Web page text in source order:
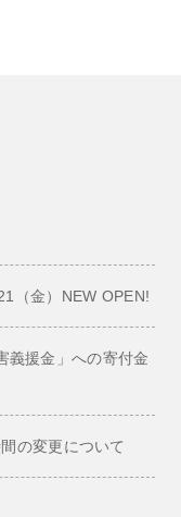
（金）NEW OPEN!
義援金」への寄付金
の変更について